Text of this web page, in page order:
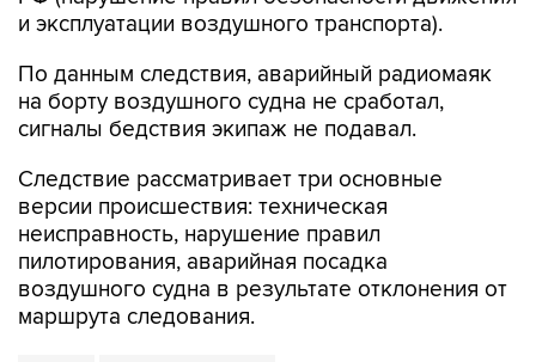
и эксплуатации воздушного транспорта).
По данным следствия, аварийный радиомаяк
на борту воздушного судна не сработал,
сигналы бедствия экипаж не подавал.
Следствие рассматривает три основные
версии происшествия: техническая
неисправность, нарушение правил
пилотирования, аварийная посадка
воздушного судна в результате отклонения от
маршрута следования.